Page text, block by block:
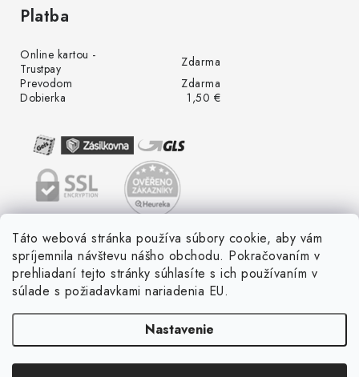
Táto webová stránka používa súbory cookie, aby vám
spríjemnila návštevu nášho obchodu. Pokračovaním v
prehliadaní tejto stránky súhlasíte s ich používaním v
súlade s požiadavkami nariadenia EU.
Nastavenie
Platba
Online kartou -
Trustpay
Zdarma
Prevodom
Zdarma
Dobierka
1,50 €